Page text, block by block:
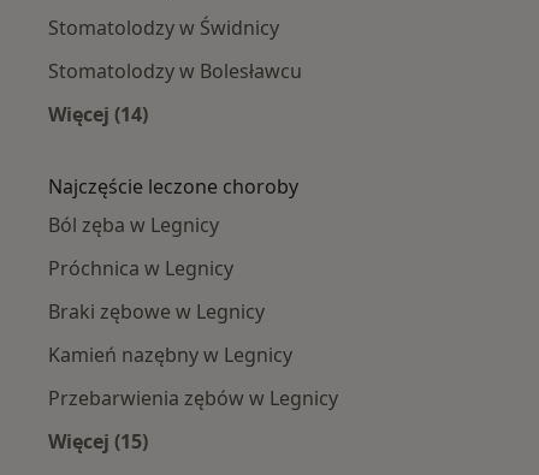
Stomatolodzy w Świdnicy
Stomatolodzy w Bolesławcu
Więcej (14)
Najczęście leczone choroby
Ból zęba w Legnicy
Próchnica w Legnicy
Braki zębowe w Legnicy
Kamień nazębny w Legnicy
Przebarwienia zębów w Legnicy
Więcej (15)